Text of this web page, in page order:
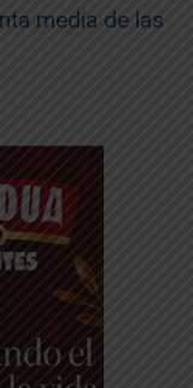
media de las